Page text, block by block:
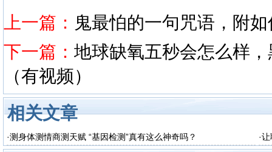
上一篇： 鬼最怕的一句咒语，附
下一篇： 地球缺氧五秒会怎么样
（有视频）
相关文章
·测身体测情商测天赋 “基因检测”真有这么神奇吗？ ·让